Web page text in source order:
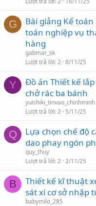
G
Bài giảng Kế
toán nghiệp vụ
hàng
gabmar_sk
Lượt trả lời 2 8/11/25
Y
Đồ án Thiết kế
chở rác ba bánh
yuishiki_tinvao_chinhminh
Lượt trả lời 2 5/11/25
Q
Lựa chọn chế độ
dao phay ngón
quy_thuy
Lượt trả lời 2 2/11/25
B
Thiết kế kĩ thuật
sát xi cơ sở nhập
babymilo_285